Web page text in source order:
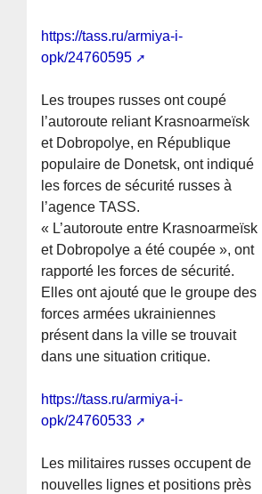
https://tass.ru/armiya-i-
opk/24760595
Les troupes russes ont coupé
l’autoroute reliant Krasnoarmeïsk
et Dobropolye, en République
populaire de Donetsk, ont indiqué
les forces de sécurité russes à
l’agence TASS.
« L’autoroute entre Krasnoarmeïsk
et Dobropolye a été coupée », ont
rapporté les forces de sécurité.
Elles ont ajouté que le groupe des
forces armées ukrainiennes
présent dans la ville se trouvait
dans une situation critique.
https://tass.ru/armiya-i-
opk/24760533
Les militaires russes occupent de
nouvelles lignes et positions près